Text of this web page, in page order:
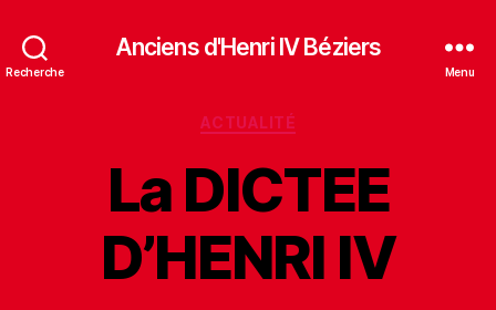
Recherche
Anciens d'Henri IV Béziers
Menu
Catégories
ACTUALITÉ
La DICTEE
D’HENRI IV